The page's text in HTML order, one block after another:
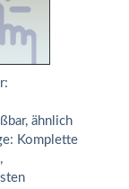
ähnlich
Komplette